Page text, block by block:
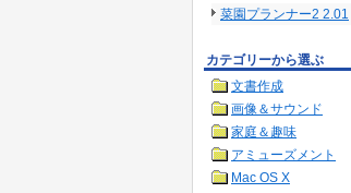
菜園プランナー2 2.01
カテゴリーから選ぶ
文書作成
画像＆サウンド
家庭＆趣味
アミューズメント
Mac OS X